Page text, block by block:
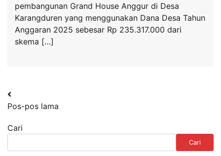
pembangunan Grand House Anggur di Desa
Karangduren yang menggunakan Dana Desa Tahun
Anggaran 2025 sebesar Rp 235.317.000 dari
skema […]
Navigasi
pos
Pos-pos lama
Cari
Cari